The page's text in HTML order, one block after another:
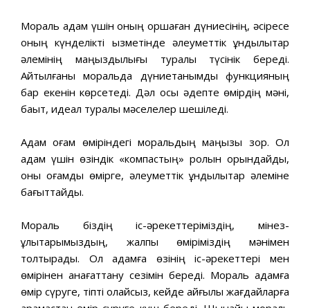
Мораль адам үшін оның қоршаған дүниесінің, әсіресе
оның күнделікті қызметінде әлеуметтік құндылықтар
әлемінің маңыздылығы туралы түсінік береді.
Айтылғаны моральда дүниетанымдық функцияның
бар екенін көрсетеді. Дәл осы әдепте өмірдің мәні,
бақыт, идеал туралы мәселелер шешіледі.
Адам қоғам өміріндегі моральдың маңызы зор. Ол
адам үшін өзіндік «компастың» ролын орындайды,
оны қоғамдық өмірге, әлеуметтік құндылықтар әлеміне
бағыттайды.
Мораль біздің іс-әрекеттеріміздің, мінез-
құлықтарымыздың, жалпы өміріміздің мәнімен
толтырады. Ол адамға өзінің іс-әрекеттері мен
өмірінен қанағаттану сезімін береді. Мораль адамға
өмір сүруге, тіпті қолайсыз, кейде қайғылы жағдайларға